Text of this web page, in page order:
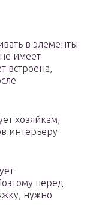
в элементы
имеет
встроена,
хозяйкам,
интерьеру
перед
нужно